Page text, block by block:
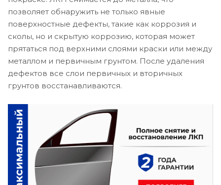
позволяет обнаружить не только явные
поверхностные дефекты, такие как коррозия и
сколы, но и скрытую коррозию, которая может
прятаться под верхними слоями краски или между
металлом и первичным грунтом. После удаления
дефектов все слои первичных и вторичных
грунтов восстанавливаются.